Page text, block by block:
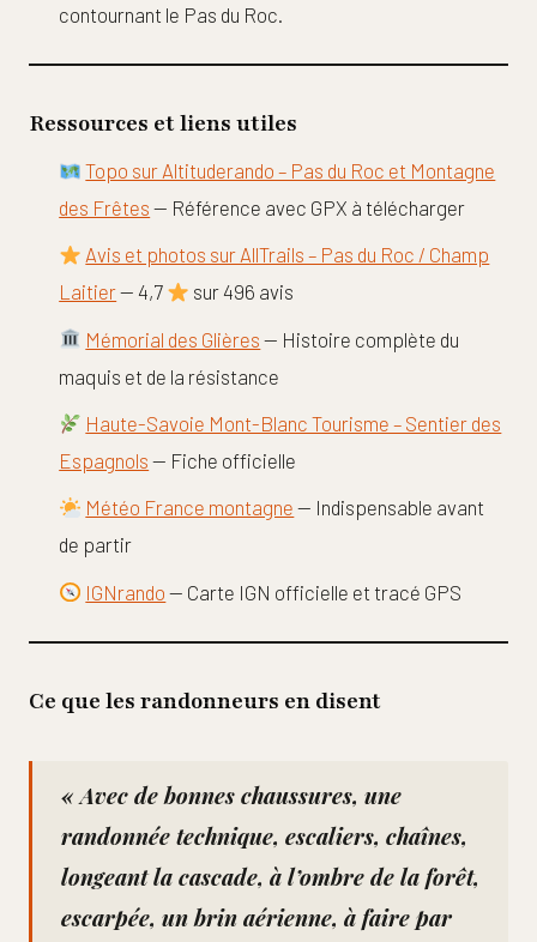
contournant le Pas du Roc.
Ressources et liens utiles
Topo sur Altituderando – Pas du Roc et Montagne
des Frêtes — Référence avec GPX à télécharger
Avis et photos sur AllTrails – Pas du Roc / Champ
Laitier— 4,7
sur 496 avis
Mémorial des Glières — Histoire complète du
maquis et de la résistance
Haute-Savoie Mont-Blanc Tourisme – Sentier des
Espagnols — Fiche officielle
Météo France montagne — Indispensable avant
de partir
IGNrando — Carte IGN officielle et tracé GPS
Ce que les randonneurs en disent
« Avec de bonnes chaussures, une
randonnée technique, escaliers, chaînes,
longeant la cascade, à l’ombre de la forêt,
escarpée, un brin aérienne, à faire par